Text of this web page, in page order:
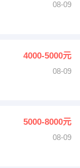
08-09
4000-5000元
08-09
5000-8000元
08-09